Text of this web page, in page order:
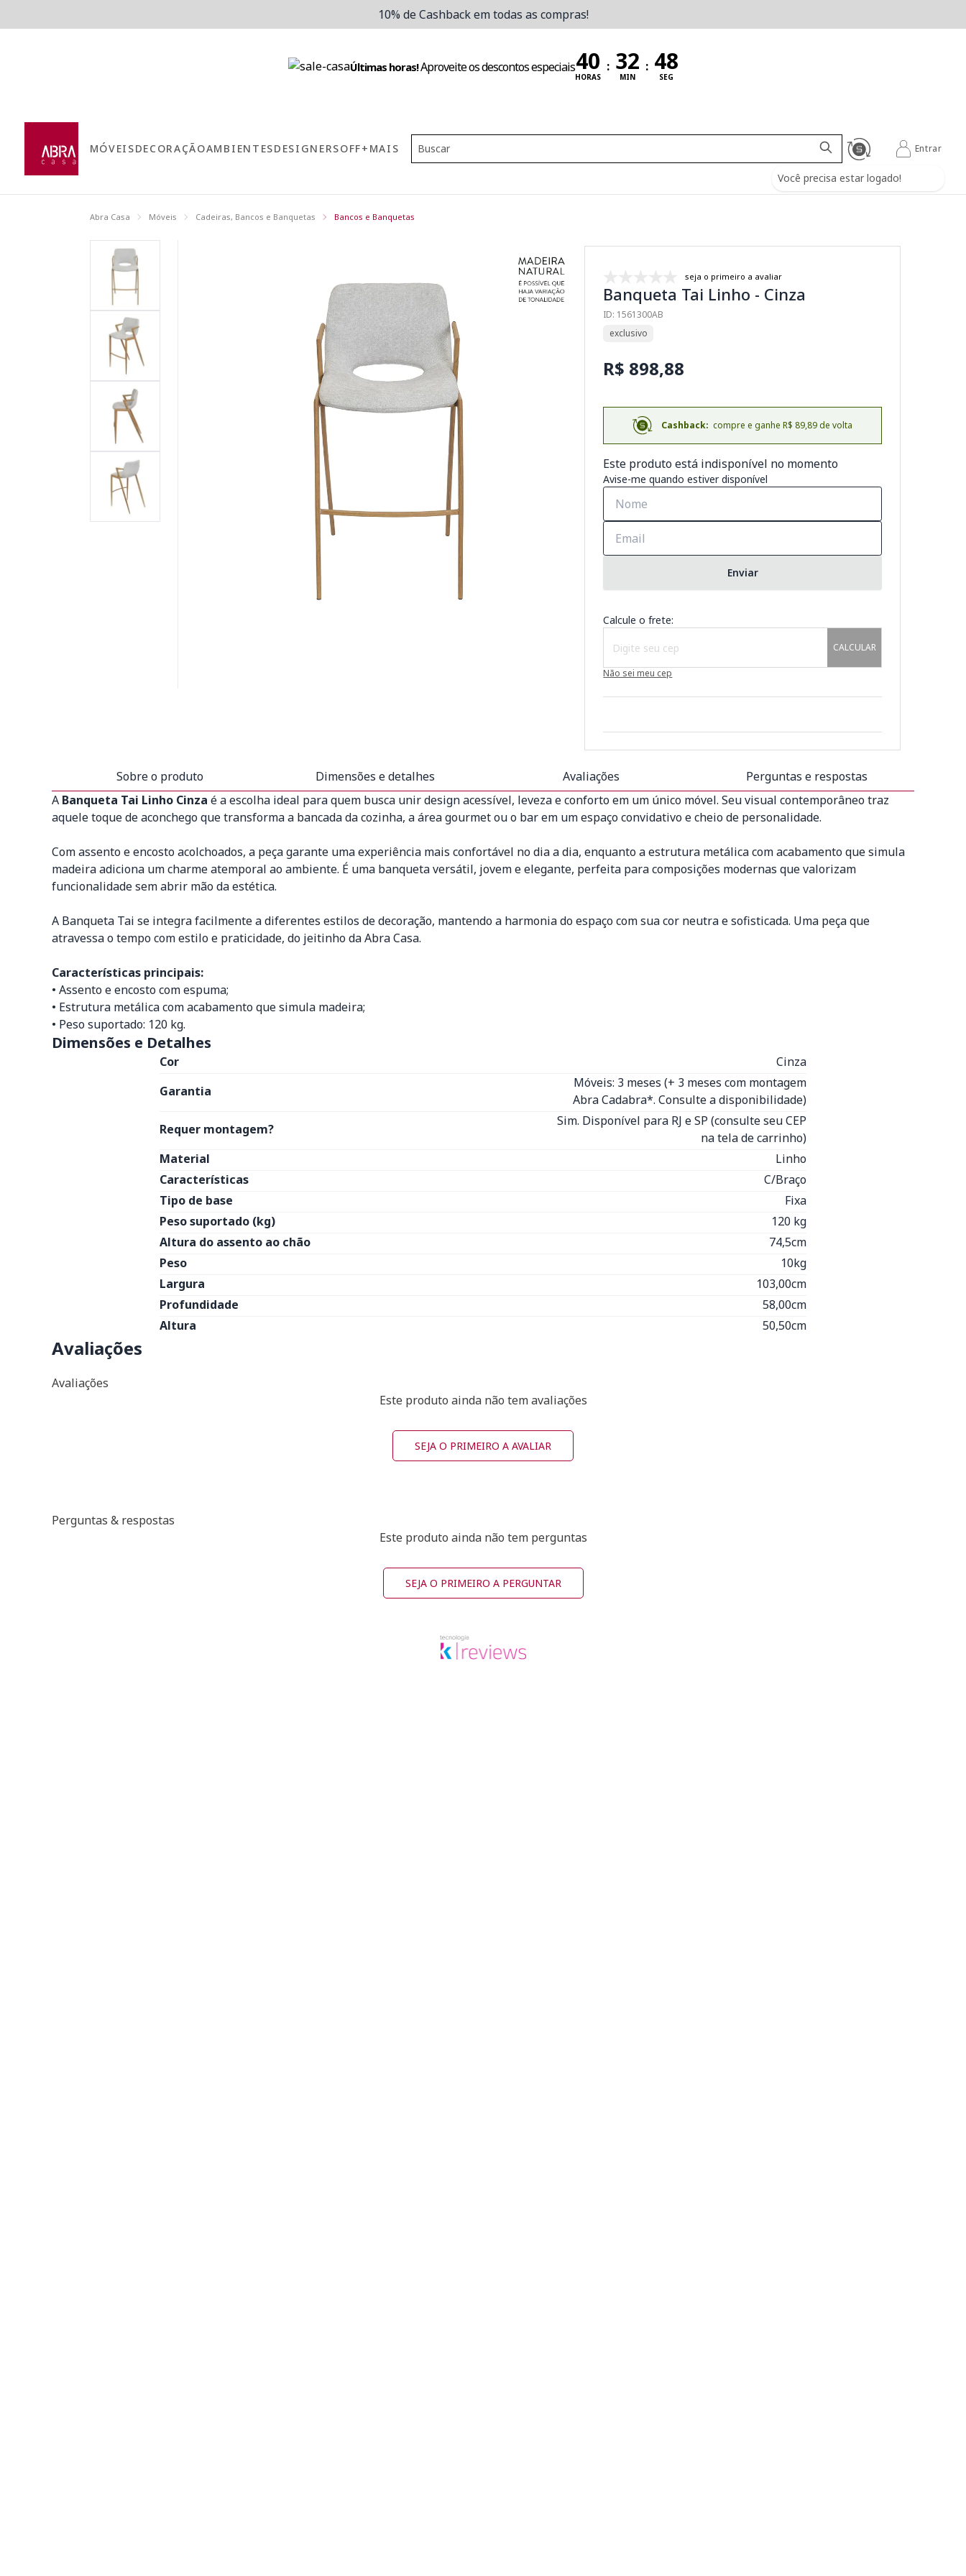
10% de Cashback em todas as compras!
Últimas horas!Aproveite os descontos especiais
HORAS
:
MIN
:
SEG
MÓVEISDECORAÇÃOAMBIENTESDESIGNERSOFF+MAIS
Você precisa estar logado!
Entrar
Abra Casa Móveis Cadeiras, Bancos e Banquetas Bancos e Banquetas
seja o primeiro a avaliar
Banqueta Tai Linho - Cinza
ID: 1561300AB
exclusivo
R$ 898,88
Cashback: compre e ganhe R$ 89,89 de volta
Este produto está indisponível no momento
Avise-me quando estiver disponível
Enviar
Calcule o frete:
CALCULAR
Não sei meu cep
Sobre o produto Dimensões e detalhes Avaliações
Perguntas e respostas
A Banqueta Tai Linho Cinza é a escolha ideal para quem busca unir design acessível, leveza e conforto em um único móvel. Seu visual contemporâneo traz
aquele toque de aconchego que transforma a bancada da cozinha, a área gourmet ou o bar em um espaço convidativo e cheio de personalidade.
Com assento e encosto acolchoados, a peça garante uma experiência mais confortável no dia a dia, enquanto a estrutura metálica com acabamento que simula
madeira adiciona um charme atemporal ao ambiente. É uma banqueta versátil, jovem e elegante, perfeita para composições modernas que valorizam
funcionalidade sem abrir mão da estética.
A Banqueta Tai se integra facilmente a diferentes estilos de decoração, mantendo a harmonia do espaço com sua cor neutra e sofisticada. Uma peça que
atravessa o tempo com estilo e praticidade, do jeitinho da Abra Casa.
Características principais:
• Assento e encosto com espuma;
• Estrutura metálica com acabamento que simula madeira;
• Peso suportado: 120 kg.
Dimensões e Detalhes
Cor
Cinza
Garantia
Móveis: 3 meses (+ 3 meses com montagem
Abra Cadabra*. Consulte a disponibilidade)
Requer montagem?
Sim. Disponível para RJ e SP (consulte seu CEP
na tela de carrinho)
Material
Linho
Características
C/Braço
Tipo de base
Fixa
Peso suportado (kg)
120 kg
Altura do assento ao chão
74,5cm
Peso
10kg
Largura
103,00cm
Profundidade
58,00cm
Altura
50,50cm
Avaliações
Avaliações
Este produto ainda não tem avaliações
SEJA O PRIMEIRO A AVALIAR
Perguntas & respostas
Este produto ainda não tem perguntas
SEJA O PRIMEIRO A PERGUNTAR